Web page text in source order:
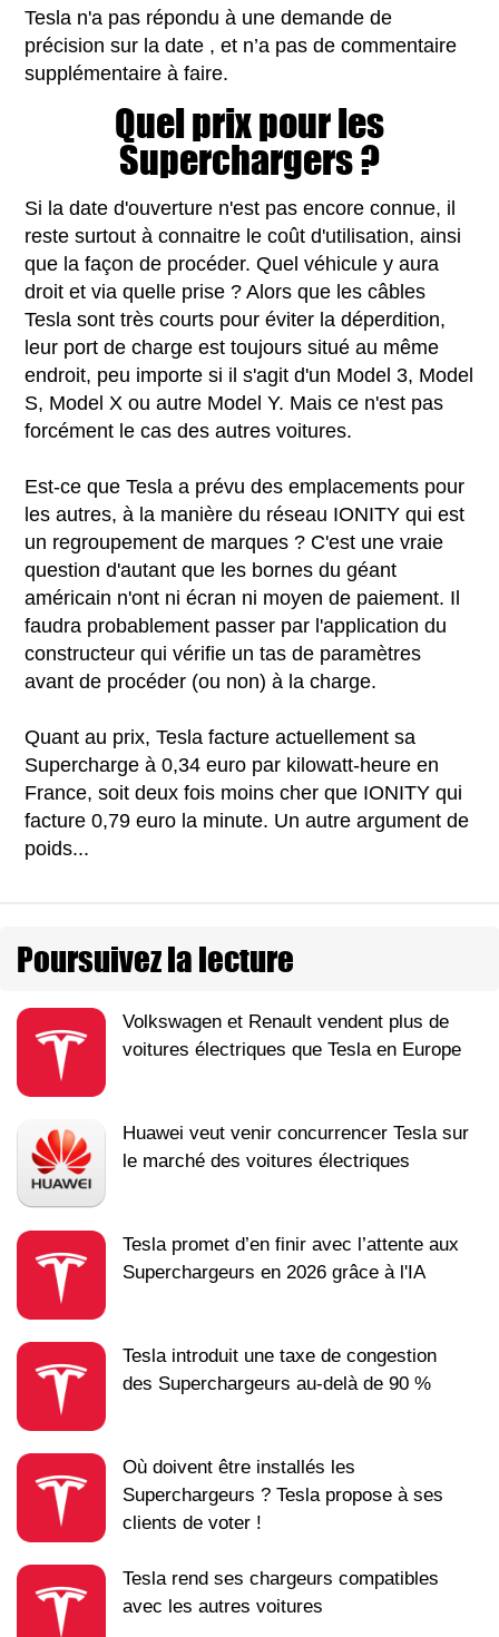
Tesla n'a pas répondu à une demande de
précision sur la date , et n’a pas de commentaire
supplémentaire à faire.
Quel prix pour les
Superchargers ?
Si la date d'ouverture n'est pas encore connue, il
reste surtout à connaitre le coût d'utilisation, ainsi
que la façon de procéder. Quel véhicule y aura
droit et via quelle prise ? Alors que les câbles
Tesla sont très courts pour éviter la déperdition,
leur port de charge est toujours situé au même
endroit, peu importe si il s'agit d'un Model 3, Model
S, Model X ou autre Model Y. Mais ce n'est pas
forcément le cas des autres voitures.
Est-ce que Tesla a prévu des emplacements pour
les autres, à la manière du réseau IONITY qui est
un regroupement de marques ? C'est une vraie
question d'autant que les bornes du géant
américain n'ont ni écran ni moyen de paiement. Il
faudra probablement passer par l'application du
constructeur qui vérifie un tas de paramètres
avant de procéder (ou non) à la charge.
Quant au prix, Tesla facture actuellement sa
Supercharge à 0,34 euro par kilowatt-heure en
France, soit deux fois moins cher que IONITY qui
facture 0,79 euro la minute. Un autre argument de
poids...
Poursuivez la lecture
Volkswagen et Renault vendent plus de
voitures électriques que Tesla en Europe
Huawei veut venir concurrencer Tesla sur
le marché des voitures électriques
Tesla promet d’en finir avec l’attente aux
Superchargeurs en 2026 grâce à l'IA
Tesla introduit une taxe de congestion
des Superchargeurs au-delà de 90 %
Où doivent être installés les
Superchargeurs ? Tesla propose à ses
clients de voter !
Tesla rend ses chargeurs compatibles
avec les autres voitures